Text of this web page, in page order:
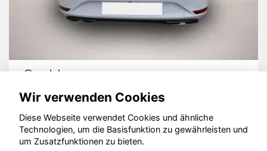
Seat Leon
© konjunkturmotor.de GmbH 2020 - 2026
Wir verwenden Cookies
Diese Webseite verwendet Cookies und ähnliche
Technologien, um die Basisfunktion zu gewährleisten und
um Zusatzfunktionen zu bieten.